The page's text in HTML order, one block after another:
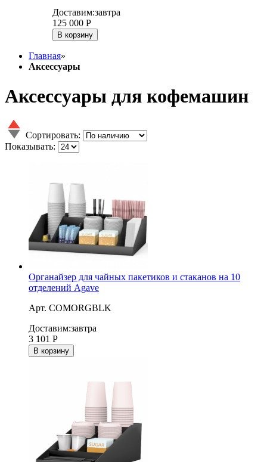
Доставим:завтра
125 000 Р
В корзину
Главная»
Аксессуары
Аксессуары для кофемашин
Сортировать:
Показывать:
Органайзер для чайных пакетиков и стаканов на 10
отделений Agave
Арт. COMORGBLK
Доставим:завтра
3 101 Р
В корзину